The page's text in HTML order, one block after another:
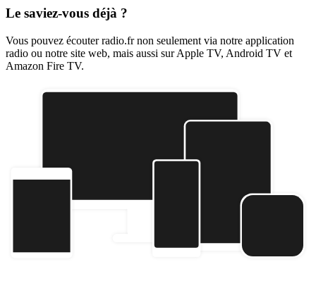
Le saviez-vous déjà ?
Vous pouvez écouter radio.fr non seulement via notre application
radio ou notre site web, mais aussi sur Apple TV, Android TV et
Amazon Fire TV.